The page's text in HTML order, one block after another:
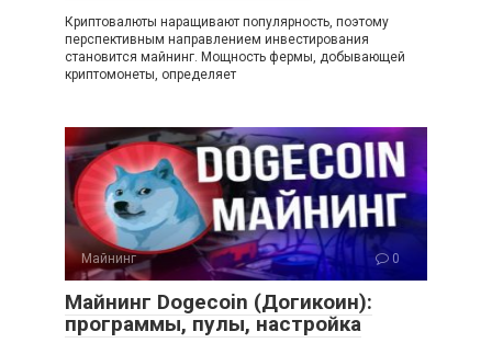
Криптовалюты наращивают популярность, поэтому
перспективным направлением инвестирования
становится майнинг. Мощность фермы, добывающей
криптомонеты, определяет
Майнинг 0
Майнинг Dogecoin (Догикоин):
программы, пулы, настройка